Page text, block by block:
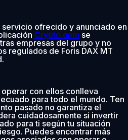
ofrecido y anunciado en
Crypto.com se
empresas del grupo y no
regulados de Foris DAX MT
con ellos conlleva
para todo el mundo. Ten
pasado no garantiza el
cuidadosamente si invertir
para ti según tu situación
Puedes encontrar más